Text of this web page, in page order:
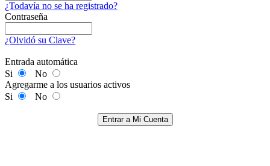
¿Todavía no se ha registrado?
Contraseña
¿Olvidó su Clave?
Entrada automática
Si
No
Agregarme a los usuarios activos
Si
No
Entrar a Mi Cuenta